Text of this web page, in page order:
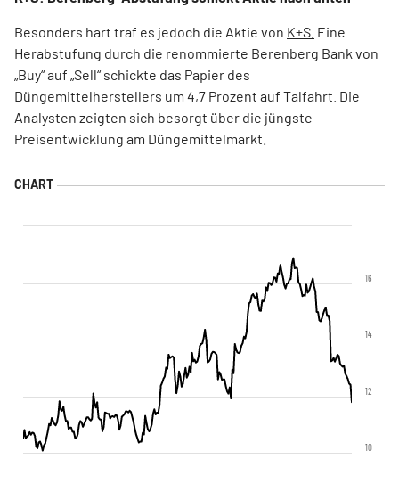
Besonders hart traf es jedoch die Aktie von K+S. Eine
Herabstufung durch die renommierte Berenberg Bank von
„Buy“ auf „Sell“ schickte das Papier des
Düngemittelherstellers um 4,7 Prozent auf Talfahrt. Die
Analysten zeigten sich besorgt über die jüngste
Preisentwicklung am Düngemittelmarkt.
10
12
14
16